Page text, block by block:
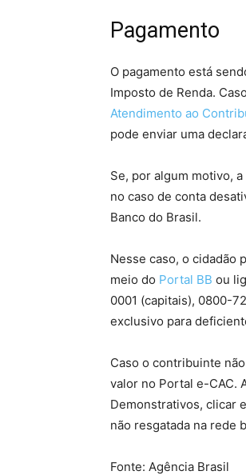
Pagamento
O pagamento está
Imposto de Renda.
Atendimento ao
pode enviar uma
Se, por algum motivo,
no caso de conta
Banco do Brasil.
Nesse caso, o cidadão
meio do Portal BB ou
0001 (capitais), 0800-
exclusivo para
Caso o contribuinte
valor no Portal e-CAC.
Demonstrativos, clicar
não resgatada na rede
Fonte: Agência Brasil